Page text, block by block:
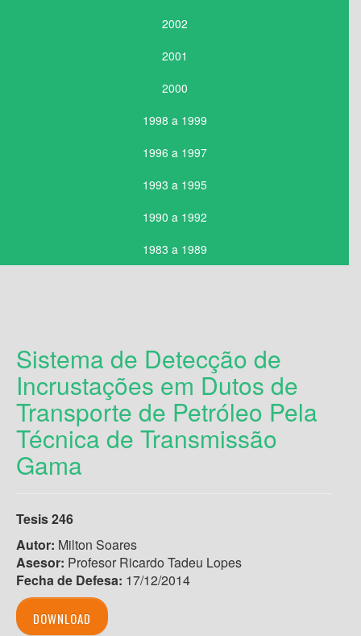
2002
2001
2000
1998 a 1999
1996 a 1997
1993 a 1995
1990 a 1992
1983 a 1989
Sistema de Detecção de
Incrustações em Dutos de
Transporte de Petróleo Pela
Técnica de Transmissão
Gama
Tesis 246
Autor: Milton Soares
Asesor: Profesor Ricardo Tadeu Lopes
Fecha de Defesa: 17/12/2014
DOWNLOAD